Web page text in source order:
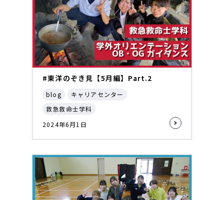
#東洋のぞき見【5月編】Part.2
blog
キャリアセンター
救急救命士学科
2024年6月1日